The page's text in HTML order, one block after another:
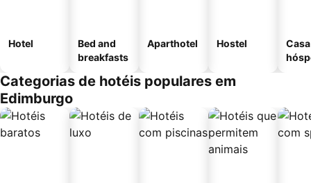
Hotel
Bed and
breakfasts
Aparthotel Hostel
Categorias de hotéis populares em
Edimburgo